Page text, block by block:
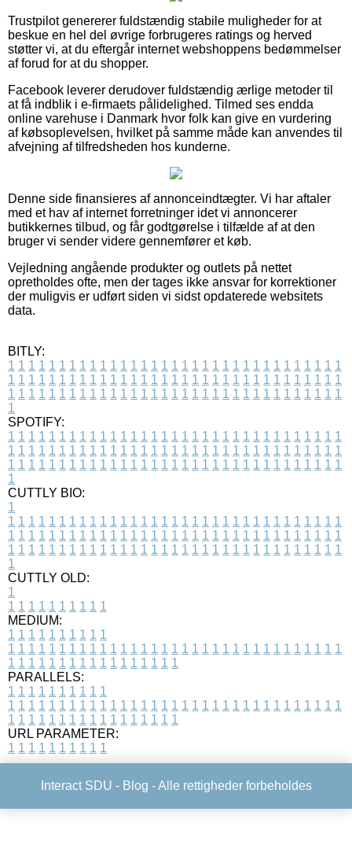
Trustpilot genererer fuldstændig stabile muligheder for at
beskue en hel del øvrige forbrugeres ratings og herved
støtter vi, at du eftergår internet webshoppens bedømmelser
af forud for at du shopper.
Facebook leverer derudover fuldstændig ærlige metoder til
at få indblik i e-firmaets pålidelighed. Tilmed ses endda
online varehuse i Danmark hvor folk kan give en vurdering
af købsoplevelsen, hvilket på samme måde kan anvendes til
afvejning af tilfredsheden hos kunderne.
Denne side finansieres af annonceindtægter. Vi har aftaler
med et hav af internet forretninger idet vi annoncerer
butikkernes tilbud, og får godtgørelse i tilfælde af at den
bruger vi sender videre gennemfører et køb.
Vejledning angående produkter og outlets på nettet
opretholdes ofte, men der tages ikke ansvar for korrektioner
der muligvis er udført siden vi sidst opdaterede websitets
data.
BITLY:
1 1 1 1 1 1 1 1 1 1 1 1 1 1 1 1 1 1 1 1 1 1 1 1 1 1 1 1 1 1 1 1 1
1 1 1 1 1 1 1 1 1 1 1 1 1 1 1 1 1 1 1 1 1 1 1 1 1 1 1 1 1 1 1 1 1
1 1 1 1 1 1 1 1 1 1 1 1 1 1 1 1 1 1 1 1 1 1 1 1 1 1 1 1 1 1 1 1 1
1
SPOTIFY:
1 1 1 1 1 1 1 1 1 1 1 1 1 1 1 1 1 1 1 1 1 1 1 1 1 1 1 1 1 1 1 1 1
1 1 1 1 1 1 1 1 1 1 1 1 1 1 1 1 1 1 1 1 1 1 1 1 1 1 1 1 1 1 1 1 1
1 1 1 1 1 1 1 1 1 1 1 1 1 1 1 1 1 1 1 1 1 1 1 1 1 1 1 1 1 1 1 1 1
1
CUTTLY BIO:
1
1 1 1 1 1 1 1 1 1 1 1 1 1 1 1 1 1 1 1 1 1 1 1 1 1 1 1 1 1 1 1 1 1
1 1 1 1 1 1 1 1 1 1 1 1 1 1 1 1 1 1 1 1 1 1 1 1 1 1 1 1 1 1 1 1 1
1 1 1 1 1 1 1 1 1 1 1 1 1 1 1 1 1 1 1 1 1 1 1 1 1 1 1 1 1 1 1 1 1
1
CUTTLY OLD:
1
1 1 1 1 1 1 1 1 1 1
MEDIUM:
1 1 1 1 1 1 1 1 1 1
1 1 1 1 1 1 1 1 1 1 1 1 1 1 1 1 1 1 1 1 1 1 1 1 1 1 1 1 1 1 1 1 1
1 1 1 1 1 1 1 1 1 1 1 1 1 1 1 1 1
PARALLELS:
1 1 1 1 1 1 1 1 1 1
1 1 1 1 1 1 1 1 1 1 1 1 1 1 1 1 1 1 1 1 1 1 1 1 1 1 1 1 1 1 1 1 1
1 1 1 1 1 1 1 1 1 1 1 1 1 1 1 1 1
URL PARAMETER:
1 1 1 1 1 1 1 1 1 1
Interact SDU - Blog - Alle rettigheder forbeholdes